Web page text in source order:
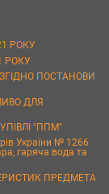
РОКУ
РОКУ
ПОСТАНОВИ
ДЛЯ
"ППМ"
України № 1266
гаряча вода та
ПРЕДМЕТА